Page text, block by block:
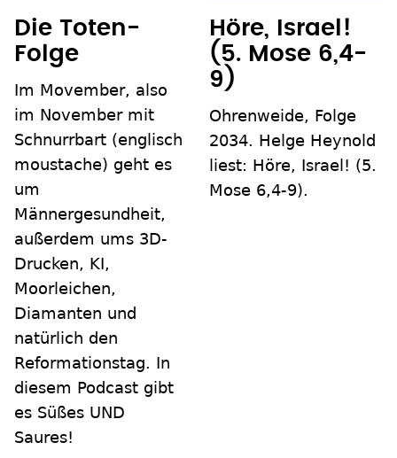
Die Toten-
Folge
Im Movember, also
im November mit
Schnurrbart (englisch
moustache) geht es
um
Männergesundheit,
außerdem ums 3D-
Drucken, KI,
Moorleichen,
Diamanten und
natürlich den
Reformationstag. In
diesem Podcast gibt
es Süßes UND
Saures!
Höre, Israel!
(5. Mose 6,4-
9)
Ohrenweide, Folge
2034. Helge Heynold
liest: Höre, Israel! (5.
Mose 6,4-9).